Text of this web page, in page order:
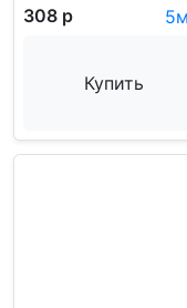
308 р
Купить